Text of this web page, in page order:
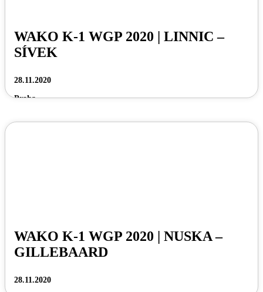
WAKO K-1 WGP 2020 | LINNIC –
SÍVEK
28.11.2020
Praha
WAKO K-1 WGP 2020 | NUSKA –
GILLEBAARD
28.11.2020